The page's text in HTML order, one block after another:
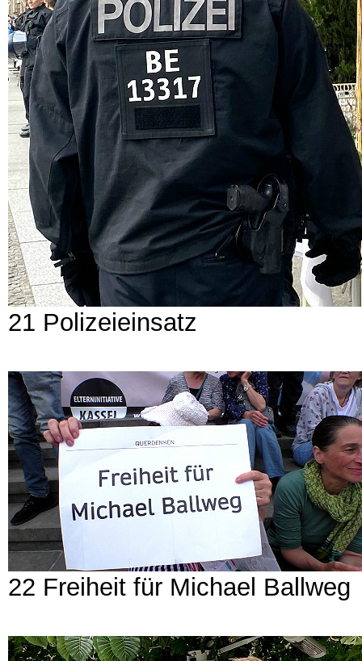
21 Polizeieinsatz
22 Freiheit für Michael Ballweg